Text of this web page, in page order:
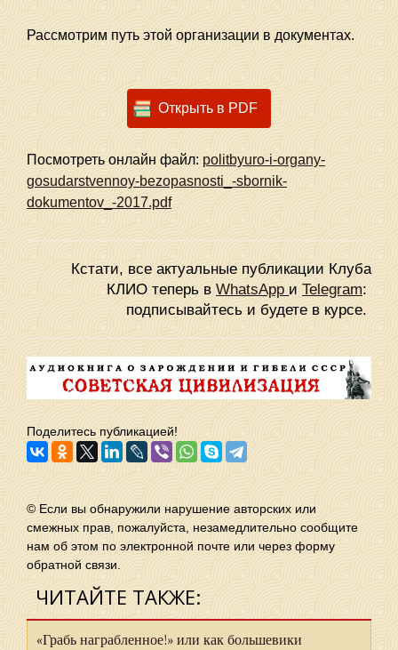
Рассмотрим путь этой организации в документах.
Открыть в PDF
Посмотреть онлайн файл: politbyuro-i-organy-
gosudarstvennoy-bezopasnosti_-sbornik-
dokumentov_-2017.pdf
Кстати, все актуальные публикации Клуба
КЛИО теперь в WhatsApp и Telegram:
подписывайтесь и будете в курсе.
Поделитесь публикацией!
© Если вы обнаружили нарушение авторских или
смежных прав, пожалуйста, незамедлительно сообщите
нам об этом по электронной почте или через форму
обратной связи.
ЧИТАЙТЕ ТАКЖЕ:
«Грабь награбленное!» или как большевики